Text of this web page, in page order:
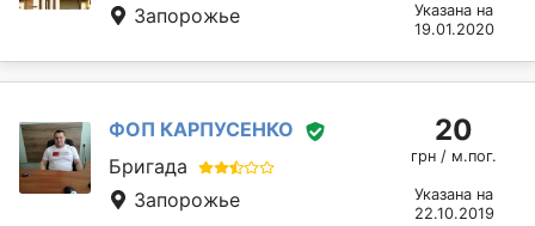
Запорожье
Указана на
19.01.2020
ФОП КАРПУСЕНКО
Бригада
Запорожье
20
грн / м.пог.
Указана на
22.10.2019